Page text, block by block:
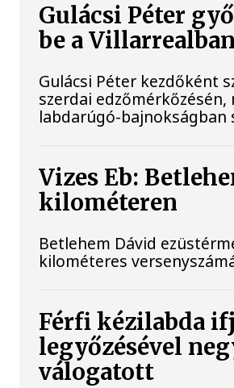
Gulácsi Péter
be a Villarrealban
Gulácsi Péter kezdőként
szerdai
labdarúgó-bajnokságban
Vizes Eb:
kilométeren
Betlehem Dávid
kilométeres
Férfi kézilabda
legyőzésével
válogatott